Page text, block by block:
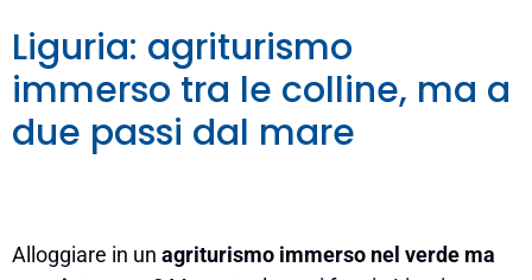
Liguria: agriturismo
immerso tra le colline, ma a
due passi dal mare
Alloggiare in un agriturismo immerso nel verde ma